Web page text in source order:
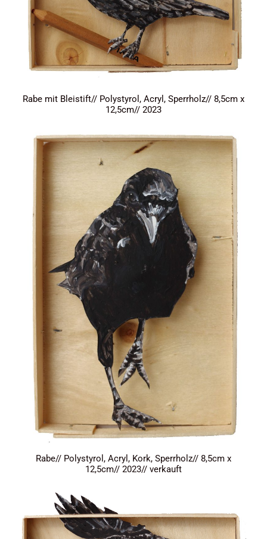
Rabe mit Bleistift// Polystyrol, Acryl, Sperrholz// 8,5cm x
12,5cm// 2023
Rabe// Polystyrol, Acryl, Kork, Sperrholz// 8,5cm x
12,5cm// 2023// verkauft